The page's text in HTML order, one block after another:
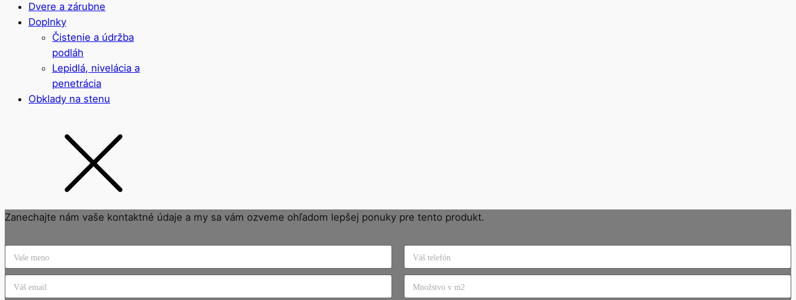
Dvere a zárubne
Doplnky
Čistenie a údržba
podláh
Lepidlá, nivelácia a
penetrácia
Obklady na stenu
Zanechajte nám vaše kontaktné údaje a my sa vám ozveme ohľadom lepšej ponuky pre tento produkt.